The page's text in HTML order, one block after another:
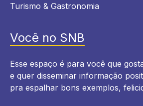
Turismo & Gastronomia
Você no SNB
Esse espaço é para você que
e quer disseminar informação
pra espalhar bons exemplos,